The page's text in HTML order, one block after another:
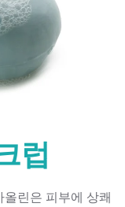
럽
린은 피부에 상쾌